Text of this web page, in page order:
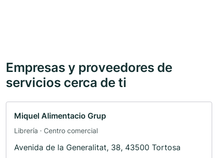
Empresas y proveedores de
servicios cerca de ti
Miquel Alimentacio Grup
Librería · Centro comercial
Avenida de la Generalitat, 38, 43500 Tortosa